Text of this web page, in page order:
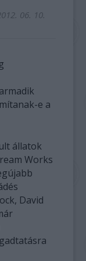
06. 10.
e a
állatok
Works
David